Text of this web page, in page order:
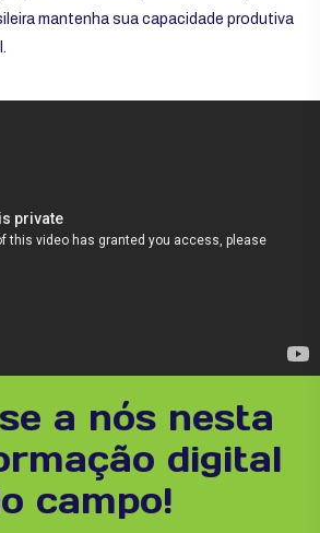
mantenha sua capacidade produtiva
a nós nesta
digital
campo!​